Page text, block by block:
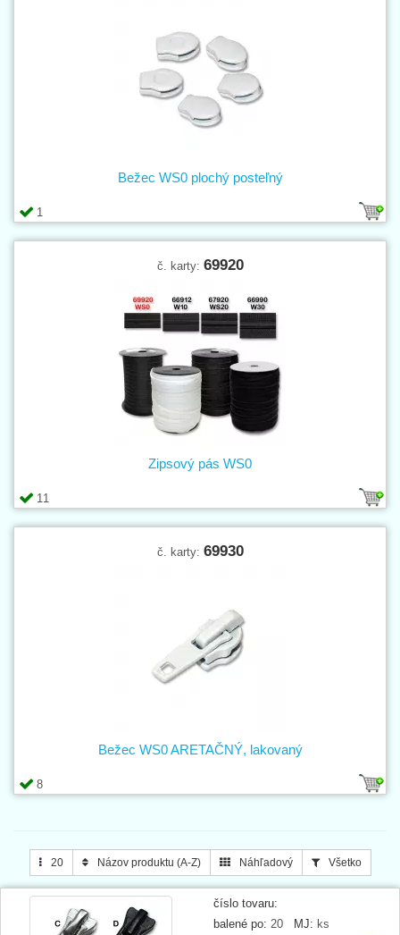
Spirálová 8 mm NXnebo
: kovová 6 mm v úpravě staromosaz,
s ozdobným přívěskem nebo
se dvěma jezdci
outdorové oblečení:Spirálová 6 mm vodoodpudivá
Spirálová 6 mm D speciální
Kovová mosaz 6 mm N
zdrhovadla. Pro lehkou konfekci a dámské ošacení slouží
zipyv kategoriiSpirálová skrytá 3 mm N.
1
Bežec WS0 plochý posteľný
č. karty: 69920
11
Zipsový pás WS0
č. karty: 69930
8
Bežec WS0 ARETAČNÝ, lakovaný
20 Názov produktu (A-Z) Náhľadový Všetko
číslo tovaru:
balené po: 20 MJ: ks